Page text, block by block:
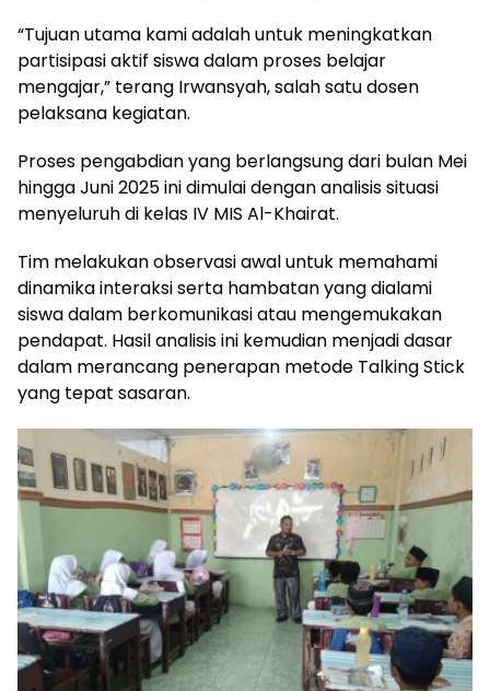
“Tujuan utama kami adalah untuk meningkatkan
partisipasi aktif siswa dalam proses belajar
mengajar,” terang Irwansyah, salah satu dosen
pelaksana kegiatan.
Proses pengabdian yang berlangsung dari bulan Mei
hingga Juni 2025 ini dimulai dengan analisis situasi
menyeluruh di kelas IV MIS Al-Khairat.
Tim melakukan observasi awal untuk memahami
dinamika interaksi serta hambatan yang dialami
siswa dalam berkomunikasi atau mengemukakan
pendapat. Hasil analisis ini kemudian menjadi dasar
dalam merancang penerapan metode Talking Stick
yang tepat sasaran.